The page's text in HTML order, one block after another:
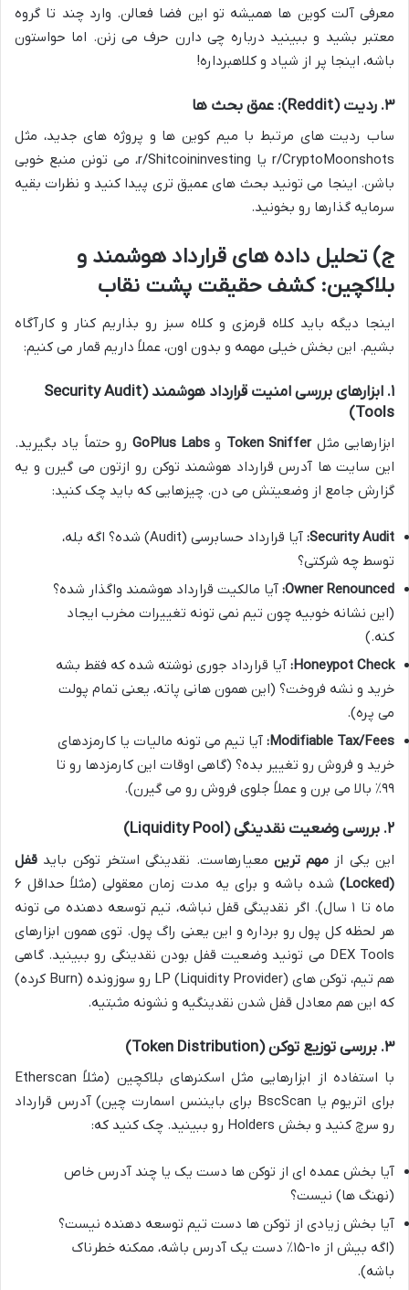
معرفی آلت کوین ها همیشه تو این فضا فعالن. وارد چند تا گروه
معتبر بشید و ببینید درباره چی دارن حرف می زنن. اما حواستون
باشه، اینجا پر از شیاد و کلاهبرداره!
۳. ردیت (Reddit): عمق بحث ها
ساب ردیت های مرتبط با میم کوین ها و پروژه های جدید، مثل
r/CryptoMoonshots یا r/Shitcoininvesting، می تونن منبع خوبی
باشن. اینجا می تونید بحث های عمیق تری پیدا کنید و نظرات بقیه
سرمایه گذارها رو بخونید.
ج) تحلیل داده های قرارداد هوشمند و
بلاکچین: کشف حقیقت پشت نقاب
اینجا دیگه باید کلاه قرمزی و کلاه سبز رو بذاریم کنار و کارآگاه
بشیم. این بخش خیلی مهمه و بدون اون، عملاً داریم قمار می کنیم:
۱. ابزارهای بررسی امنیت قرارداد هوشمند (Security Audit
Tools)
ابزارهایی مثلToken Sniffer و GoPlus Labs رو حتماً یاد بگیرید.
این سایت ها آدرس قرارداد هوشمند توکن رو ازتون می گیرن و یه
گزارش جامع از وضعیتش می دن. چیزهایی که باید چک کنید:
Security Audit:
آیا قرارداد حسابرسی (Audit) شده؟ اگه بله،
توسط چه شرکتی؟
Owner Renounced: آیا مالکیت قرارداد هوشمند واگذار شده؟
(این نشانه خوبیه چون تیم نمی تونه تغییرات مخرب ایجاد
کنه.)
Honeypot Check: آیا قرارداد جوری نوشته شده که فقط بشه
خرید و نشه فروخت؟ (این همون هانی پاته، یعنی تمام پولت
می پره).
Modifiable Tax/Fees: آیا تیم می تونه مالیات یا کارمزدهای
خرید و فروش رو تغییر بده؟ (گاهی اوقات این کارمزدها رو تا
۹۹٪ بالا می برن و عملاً جلوی فروش رو می گیرن).
۲. بررسی وضعیت نقدینگی (Liquidity Pool)
این یکی از مهم ترین معیارهاست. نقدینگی استخر توکن باید قفل
(Locked)
شده باشه و برای یه مدت زمان معقولی (مثلاً حداقل ۶
ماه تا ۱ سال). اگر نقدینگی قفل نباشه، تیم توسعه دهنده می تونه
هر لحظه کل پول رو برداره و این یعنی راگ پول. توی همون ابزارهای
DEX Tools می تونید وضعیت قفل بودن نقدینگی رو ببینید. گاهی
هم تیم، توکن های LP (Liquidity Provider) رو سوزونده (Burn کرده)
که این هم معادل قفل شدن نقدینگیه و نشونه مثبتیه.
۳. بررسی توزیع توکن (Token Distribution)
با استفاده از ابزارهایی مثل اسکنرهای بلاکچین (مثلاً Etherscan
برای اتریوم یا BscScan برای بایننس اسمارت چین) آدرس قرارداد
رو سرچ کنید و بخش Holders رو ببینید. چک کنید که:
آیا بخش عمده ای از توکن ها دست یک یا چند آدرس خاص
(نهنگ ها) نیست؟
آیا بخش زیادی از توکن ها دست تیم توسعه دهنده نیست؟
(اگه بیش از ۱۰-۱۵٪ دست یک آدرس باشه، ممکنه خطرناک
باشه).